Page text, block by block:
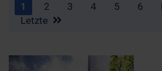
1 2 3 4 5 6
Letzte